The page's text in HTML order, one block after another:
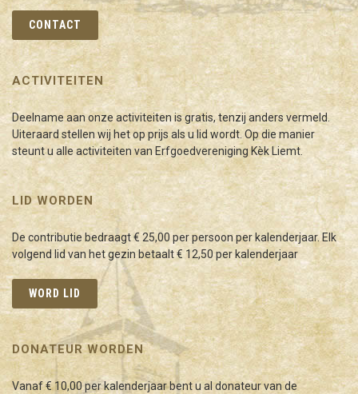
CONTACT
ACTIVITEITEN
Deelname aan onze activiteiten is gratis, tenzij anders vermeld.
Uiteraard stellen wij het op prijs als u lid wordt. Op die manier
steunt u alle activiteiten van Erfgoedvereniging Kèk Liemt.
LID WORDEN
De contributie bedraagt € 25,00 per persoon per kalenderjaar. Elk
volgend lid van het gezin betaalt € 12,50 per kalenderjaar
WORD LID
DONATEUR WORDEN
Vanaf € 10,00 per kalenderjaar bent u al donateur van de